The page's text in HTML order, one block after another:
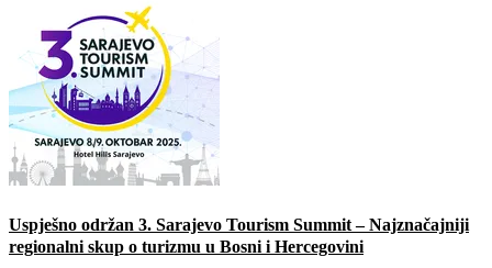
Uspješno održan 3. Sarajevo Tourism Summit – Najznačajniji
regionalni skup o turizmu u Bosni i Hercegovini